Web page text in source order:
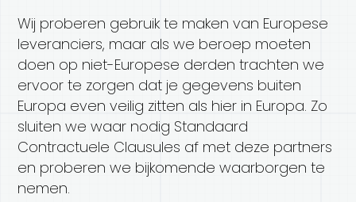
Wij proberen gebruik te maken van Europese
leveranciers, maar als we beroep moeten
doen op niet-Europese derden trachten we
ervoor te zorgen dat je gegevens buiten
Europa even veilig zitten als hier in Europa. Zo
sluiten we waar nodig Standaard
Contractuele Clausules af met deze partners
en proberen we bijkomende waarborgen te
nemen.